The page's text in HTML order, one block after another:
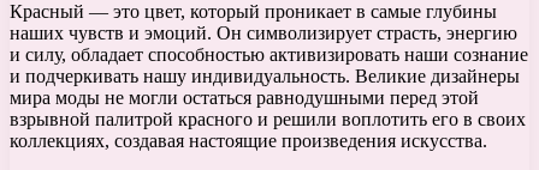
Красный — это цвет, который проникает в самые глубины
наших чувств и эмоций. Он символизирует страсть, энергию
и силу, обладает способностью активизировать наши сознание
и подчеркивать нашу индивидуальность. Великие дизайнеры
мира моды не могли остаться равнодушными перед этой
взрывной палитрой красного и решили воплотить его в своих
коллекциях, создавая настоящие произведения искусства.